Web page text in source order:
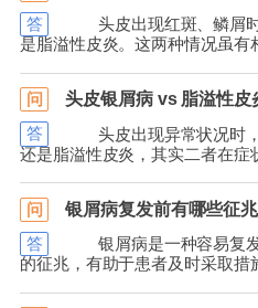
答
头皮出现红斑、鳞屑时
是脂溢性皮炎。这两种情况虽有
问 头皮银屑病 vs 脂溢性皮
答
头皮出现异常状况时，
还是脂溢性皮炎，其实二者在症
问 银屑病复发前有哪些征
答
银屑病是一种容易复发
的征兆，有助于患者及时采取措